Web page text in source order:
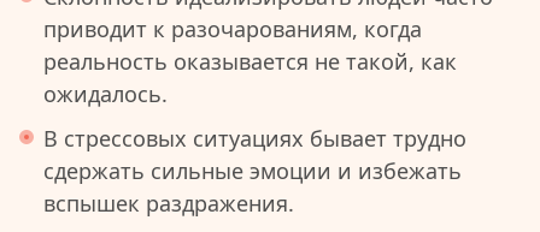
приводит к разочарованиям, когда
реальность оказывается не такой, как
ожидалось.
В стрессовых ситуациях бывает трудно
сдержать сильные эмоции и избежать
вспышек раздражения.